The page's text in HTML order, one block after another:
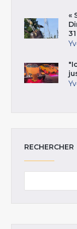
«
RECHERCHER